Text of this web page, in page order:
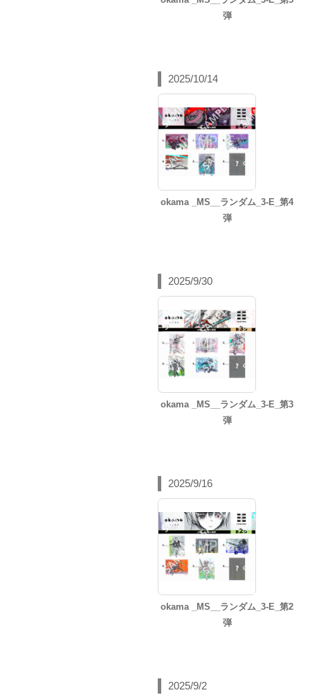
弾
2025/10/14
okama _MS__ランダム_3-E_第4
弾
2025/9/30
okama _MS__ランダム_3-E_第3
弾
2025/9/16
okama _MS__ランダム_3-E_第2
弾
2025/9/2